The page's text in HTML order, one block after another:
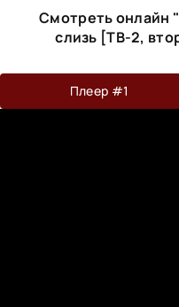
Смотреть онлайн
слизь [ТВ-2,
Плеер #1